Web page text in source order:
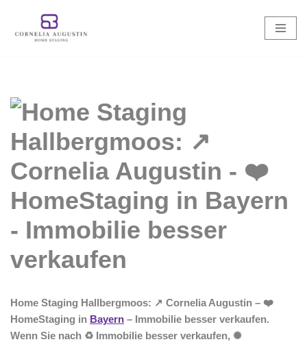
Zum
Home Staging Hallbergmoos: ↗️ Cornelia Augustin – ❤️
HomeStaging in Bayern – Immobilie besser verkaufen.
Wenn Sie nach ♻ Immobilie besser verkaufen, ✺